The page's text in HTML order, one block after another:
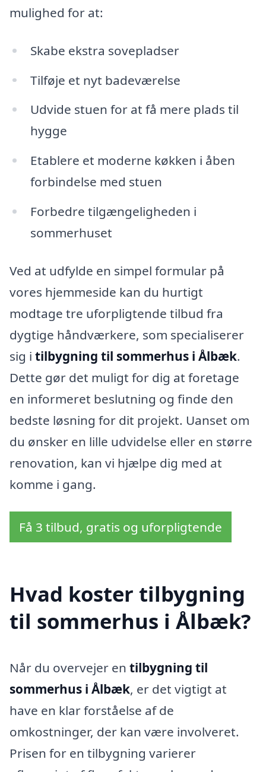
mulighed for at:
Skabe ekstra sovepladser
Tilføje et nyt badeværelse
Udvide stuen for at få mere plads til
hygge
Etablere et moderne køkken i åben
forbindelse med stuen
Forbedre tilgængeligheden i
sommerhuset
Ved at udfylde en simpel formular på
vores hjemmeside kan du hurtigt
modtage tre uforpligtende tilbud fra
dygtige håndværkere, som specialiserer
sig i tilbygning til sommerhus i Ålbæk.
Dette gør det muligt for dig at foretage
en informeret beslutning og finde den
bedste løsning for dit projekt. Uanset om
du ønsker en lille udvidelse eller en større
renovation, kan vi hjælpe dig med at
komme i gang.
Få 3 tilbud, gratis og uforpligtende
Hvad koster tilbygning
til sommerhus i Ålbæk?
Når du overvejer en tilbygning til
sommerhus i Ålbæk, er det vigtigt at
have en klar forståelse af de
omkostninger, der kan være involveret.
Prisen for en tilbygning varierer